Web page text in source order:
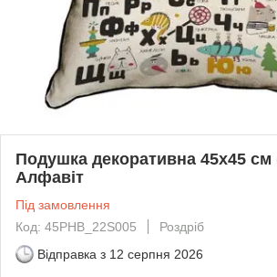
Подушка декоративна 45х45 см
Алфавіт
Під замовлення
Код: 45PHB_22S005
Роздріб
Відправка з 12 серпня 2026